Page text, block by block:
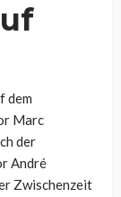
dem
Marc
der
André
Zwischenzeit